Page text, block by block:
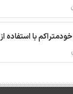
با استفاده